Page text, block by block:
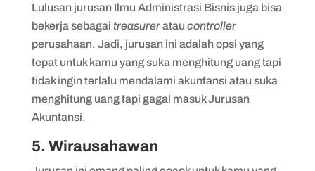
Lulusan jurusan Ilmu Administrasi Bisnis juga bisa
bekerja sebagai treasureratau controller
perusahaan. Jadi, jurusan ini adalah opsi yang
tepat untuk kamu yang suka menghitung uang tapi
tidak ingin terlalu mendalami akuntansi atau suka
menghitung uang tapi gagal masuk Jurusan
Akuntansi.
5. Wirausahawan